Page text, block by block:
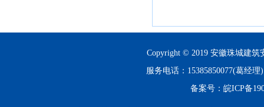
Copyright © 2019 安徽珠城建筑
服务电话：15385850077(葛经
备案号： 皖ICP备